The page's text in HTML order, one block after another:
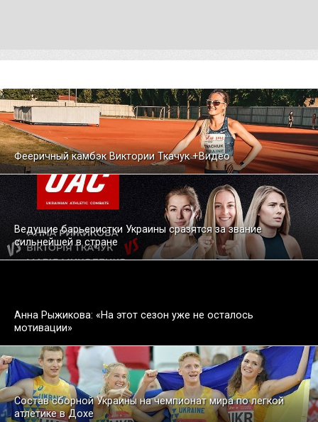
Фееричный камбэк Виктории Ткачук +Видео
Ведущие барьеристки Украины сразятся за звание
сильнейшей в стране
Анна Рыжикова: «На этот сезон уже не осталось
мотивации»
Состав сборной Украины на чемпионат мира по легкой
атлетике в Дохе